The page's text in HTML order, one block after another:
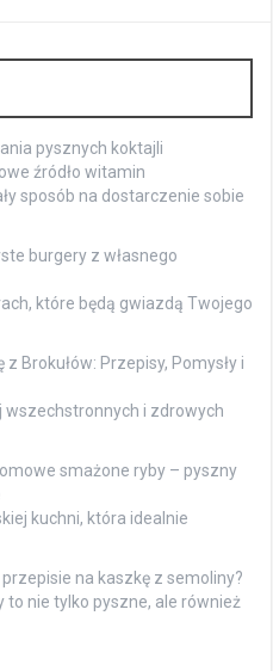
pysznych koktajli
źródło witamin
sposób na dostarczenie sobie
burgery z własnego
które będą gwiazdą Twojego
z Brokułów: Przepisy, Pomysły i
wszechstronnych i zdrowych
smażone ryby – pyszny
kuchni, która idealnie
przepisie na kaszkę z semoliny?
to nie tylko pyszne, ale również